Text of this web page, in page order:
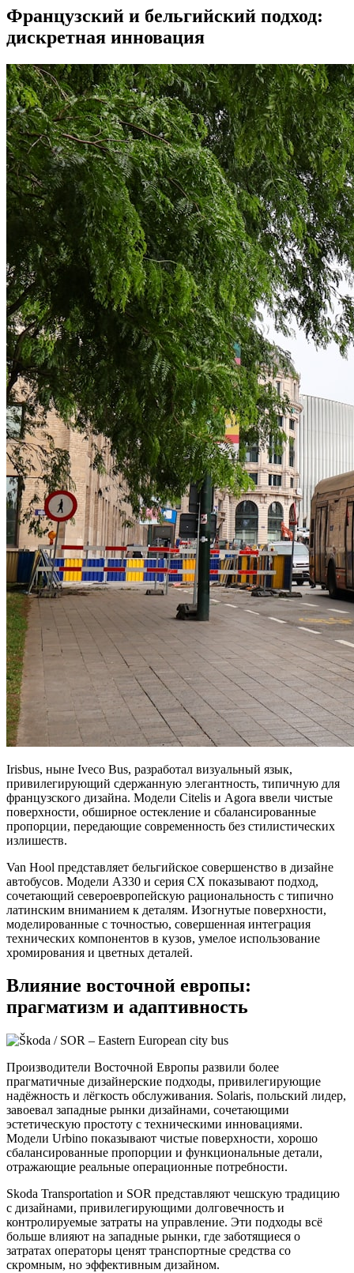
Французский и бельгийский подход:
дискретная инновация
Irisbus, ныне Iveco Bus, разработал визуальный язык,
привилегирующий сдержанную элегантность, типичную для
французского дизайна. Модели Citelis и Agora ввели чистые
поверхности, обширное остекление и сбалансированные
пропорции, передающие современность без стилистических
излишеств.
Van Hool представляет бельгийское совершенство в дизайне
автобусов. Модели A330 и серия CX показывают подход,
сочетающий североевропейскую рациональность с типично
латинским вниманием к деталям. Изогнутые поверхности,
моделированные с точностью, совершенная интеграция
технических компонентов в кузов, умелое использование
хромирования и цветных деталей.
Влияние восточной европы:
прагматизм и адаптивность
Производители Восточной Европы развили более
прагматичные дизайнерские подходы, привилегирующие
надёжность и лёгкость обслуживания. Solaris, польский лидер,
завоевал западные рынки дизайнами, сочетающими
эстетическую простоту с техническими инновациями.
Модели Urbino показывают чистые поверхности, хорошо
сбалансированные пропорции и функциональные детали,
отражающие реальные операционные потребности.
Skoda Transportation и SOR представляют чешскую традицию
с дизайнами, привилегирующими долговечность и
контролируемые затраты на управление. Эти подходы всё
больше влияют на западные рынки, где заботящиеся о
затратах операторы ценят транспортные средства со
скромным, но эффективным дизайном.